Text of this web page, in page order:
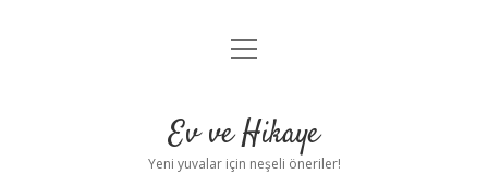
Anasayfa
Yasal Uyarı
menüyü
Ev ve Hikaye
Yeni yuvalar için neşeli öneriler!